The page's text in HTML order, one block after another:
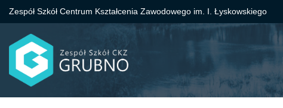
Przejdź
do
treści
Zespół Szkół Centrum Kształcenia Zawodowego im. I. Łyskowskiego